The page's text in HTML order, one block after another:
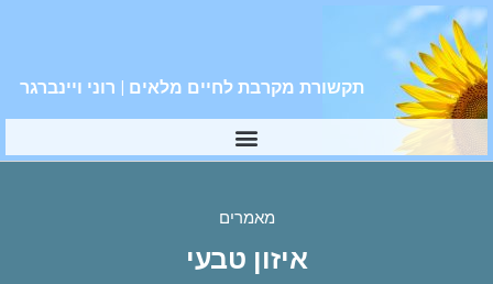
תקשורת מקרבת לחיים מלאים | רוני ויינברגר
מאמרים
איזון טבעי